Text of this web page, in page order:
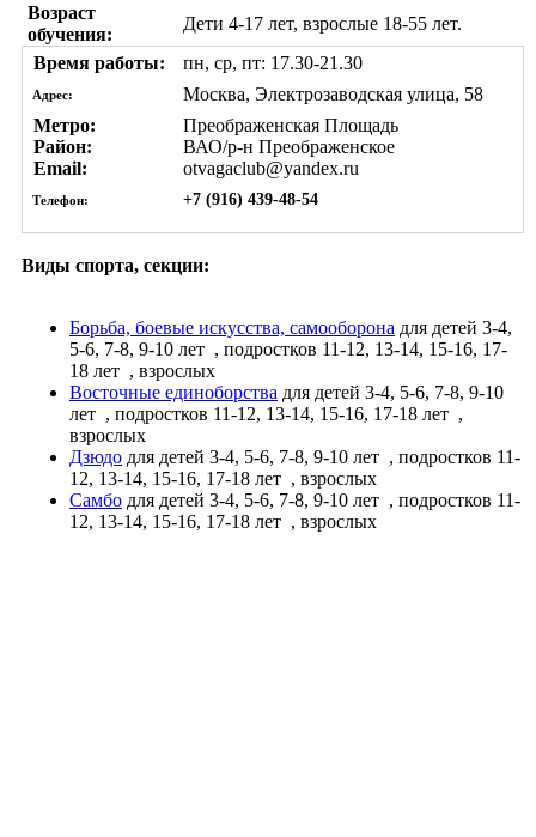
Возраст
обучения:
Дети 4-17 лет, взрослые 18-55 лет.
Время работы:
пн, ср, пт: 17.30-21.30
Адрес:
Москва, Электрозаводская улица, 58
Метро:
Преображенская Площадь
Район:
ВАО/р-н Преображенское
Email:
otvagaclub@yandex.ru
Телефон: +7 (916) 439-48-54
Виды спорта, секции:
Борьба, боевые искусства, самооборона для детей 3-4,
5-6, 7-8, 9-10 лет , подростков 11-12, 13-14, 15-16, 17-
18 лет , взрослых
Восточные единоборства для детей 3-4, 5-6, 7-8, 9-10
лет , подростков 11-12, 13-14, 15-16, 17-18 лет ,
взрослых
Дзюдо для детей 3-4, 5-6, 7-8, 9-10 лет , подростков 11-
12, 13-14, 15-16, 17-18 лет , взрослых
Самбо для детей 3-4, 5-6, 7-8, 9-10 лет , подростков 11-
12, 13-14, 15-16, 17-18 лет , взрослых